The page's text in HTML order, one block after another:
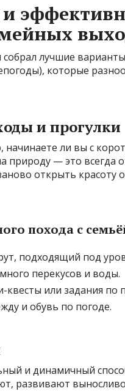
лучшие
которые
и прогулки
начинаете ли вы с
природу — это всегда
открыть
похода с
подходящий под
перекусов и воды.
квесты или задания по
и обувь по погоде.
и динамичный
развивают